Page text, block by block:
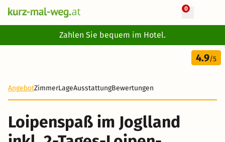
0
Zahlen Sie bequem im Hotel.
4 Tage
399 €
4.9/5
AngebotZimmerLageAusstattungBewertungen
Loipenspaß im Joglland